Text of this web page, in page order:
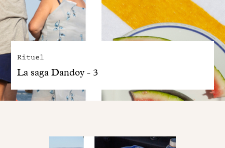
Rituel
La saga Dandoy - 3